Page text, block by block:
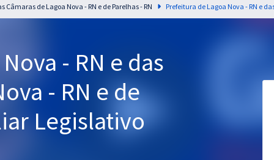
Câmaras de Lagoa Nova - RN e de Parelhas - RN
- RN e das
- RN e de
Legislativo